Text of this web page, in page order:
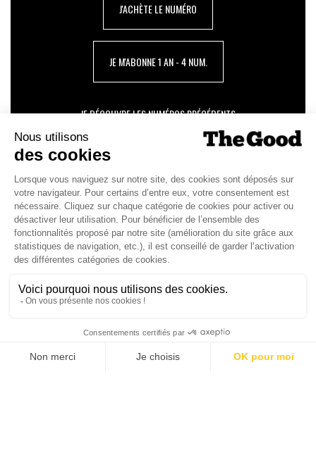
J'ACHÈTE LE NUMÉRO
JE M'ABONNE 1 AN - 4 NUM.
JE DÉCOUVRE LES NUMÉROS PRÉCÉDENTS
Je suis déjà abonné(e) :
version digitale
SUIVEZ-NOUS